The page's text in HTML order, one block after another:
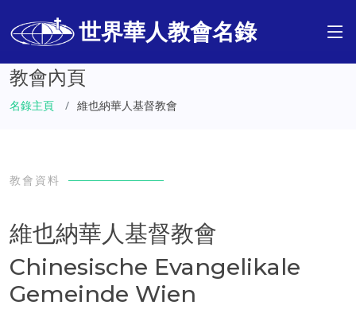
世界華人教會名錄
教會內頁
名錄主頁 維也納華人基督教會
教會資料
維也納華人基督教會
Chinesische Evangelikale
Gemeinde Wien